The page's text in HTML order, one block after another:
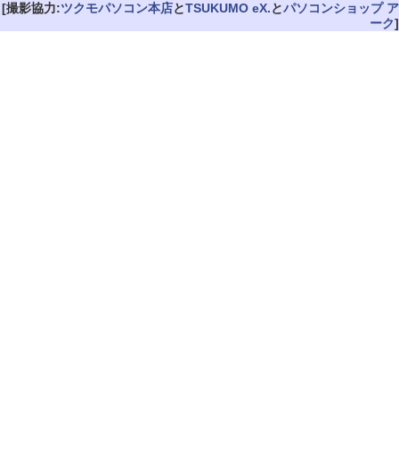
[撮影協力:ツクモパソコン本店とTSUKUMO eX.とパソコンショップ ア
ーク]